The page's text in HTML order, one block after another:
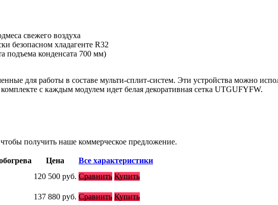
свежего воздуха
безопасном хладагенте R32
подъема конденсата 700 мм)
для работы в составе мульти-сплит-систем. Эти устройства можно
с каждым модулем идет белая декоративная сетка UTGUFYFW.
получить наше коммерческое предложение.
Цена
Все характеристики
120 500 руб. Сравнить Купить
137 880 руб. Сравнить Купить